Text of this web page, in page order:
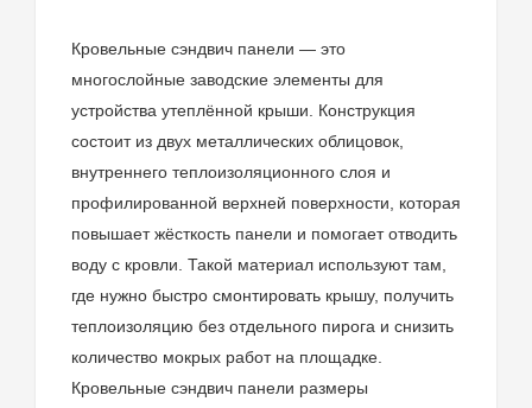
Кровельные сэндвич панели — это
многослойные заводские элементы для
устройства утеплённой крыши. Конструкция
состоит из двух металлических облицовок,
внутреннего теплоизоляционного слоя и
профилированной верхней поверхности, которая
повышает жёсткость панели и помогает отводить
воду с кровли. Такой материал используют там,
где нужно быстро смонтировать крышу, получить
теплоизоляцию без отдельного пирога и снизить
количество мокрых работ на площадке.
Кровельные сэндвич панели размеры